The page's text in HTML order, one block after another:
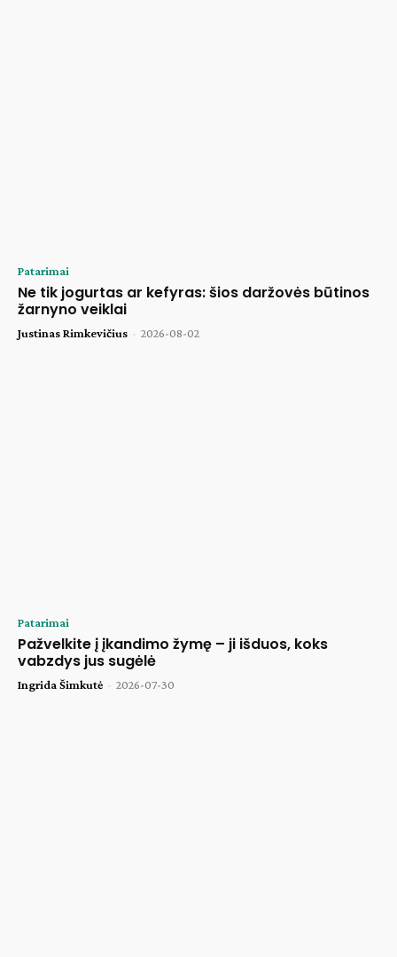
Patarimai
Ne tik jogurtas ar kefyras: šios daržovės būtinos
žarnyno veiklai
Justinas Rimkevičius - 2026-08-02
Patarimai
Pažvelkite į įkandimo žymę – ji išduos, koks
vabzdys jus sugėlė
Ingrida Šimkutė - 2026-07-30